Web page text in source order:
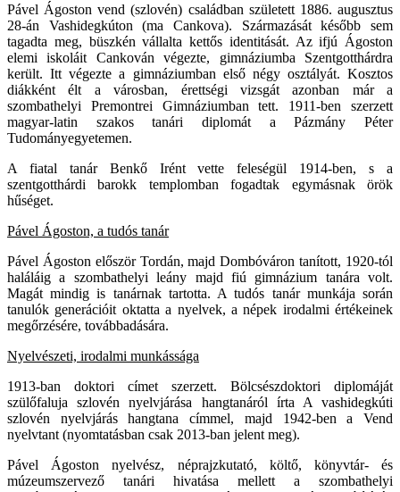
Pável Ágoston vend (szlovén) családban született 1886. augusztus
28-án Vashidegkúton (ma Cankova). Származását később sem
tagadta meg, büszkén vállalta kettős identitását. Az ifjú Ágoston
elemi iskoláit Cankován végezte, gimnáziumba Szentgotthárdra
került. Itt végezte a gimnáziumban első négy osztályát. Kosztos
diákként élt a városban, érettségi vizsgát azonban már a
szombathelyi Premontrei Gimnáziumban tett. 1911-ben szerzett
magyar-latin szakos tanári diplomát a Pázmány Péter
Tudományegyetemen.
A fiatal tanár Benkő Irént vette feleségül 1914-ben, s a
szentgotthárdi barokk templomban fogadtak egymásnak örök
hűséget.
Pável Ágoston, a tudós tanár
Pável Ágoston először Tordán, majd Dombóváron tanított, 1920-tól
haláláig a szombathelyi leány majd fiú gimnázium tanára volt.
Magát mindig is tanárnak tartotta. A tudós tanár munkája során
tanulók generációit oktatta a nyelvek, a népek irodalmi értékeinek
megőrzésére, továbbadására.
Nyelvészeti, irodalmi munkássága
1913-ban doktori címet szerzett. Bölcsészdoktori diplomáját
szülőfaluja szlovén nyelvjárása hangtanáról írta A vashidegkúti
szlovén nyelvjárás hangtana címmel, majd 1942-ben a Vend
nyelvtant (nyomtatásban csak 2013-ban jelent meg).
Pável Ágoston nyelvész, néprajzkutató, költő, könyvtár- és
múzeumszervező tanári hivatása mellett a szombathelyi